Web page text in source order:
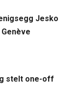
Jesko
stelt one-off